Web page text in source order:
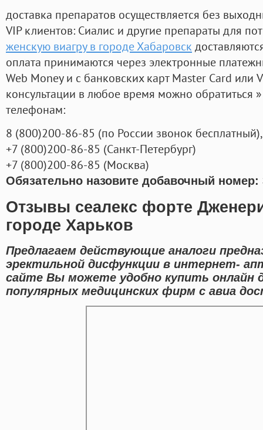
доставка препаратов осуществляется без
VIP клиентов: Сиалис и другие препараты для
женскую виагру в городе Хабаровск
оплата принимаются через электронные
Web Money и с банковских карт Master Card или
консультации в любое время можно обратиться
телефонам:
8 (800)200-86-85 (по России звонок бесплатный),
+7 (800)200-86-85 (Санкт-Петербург)
+7 (800)200-86-85 (Москва)
Обязательно назовите добавочный номер:
Отзывы сеалекс форте
городе Харьков
Предлагаем действующие аналоги
эректильной дисфункции в интернет-
сайте Вы можете удобно купить онлайн
популярных медицинских фирм с авиа